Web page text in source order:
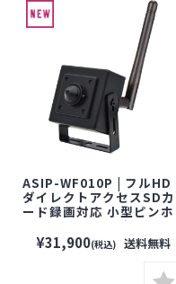
ASIP-WF010P | フルHD
ダイレクトアクセスSDカ
ード録画対応 小型ピンホ
ール ワイヤレスカメラ
【防犯カメラ】【監視カ
メラ】【セキュリティーカ
メラ】【無線】【ワイヤ
¥31,900(税込) 送料無料